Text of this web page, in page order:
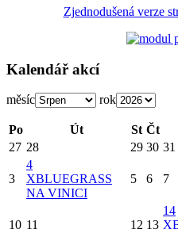
Zjednodušená verze
Kalendář akcí
měsíc rok
Po Út St Čt
27 28 29 30 31
3
4
XBLUEGRASS
NA VINICI
5 6 7
10 11 12 13
14
X